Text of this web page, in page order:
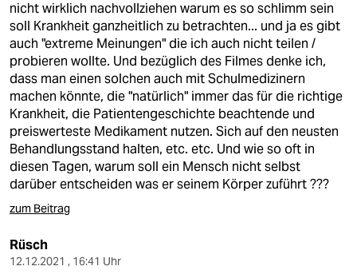
veranstaltungen
shop
fragen & hilfe
unterstützen
abo
genossenschaft
epaper login
nicht wirklich nachvollziehen warum es so schlimm sein
soll Krankheit ganzheitlich zu betrachten... und ja es gibt
auch "extreme Meinungen" die ich auch nicht teilen /
probieren wollte. Und bezüglich des Filmes denke ich,
dass man einen solchen auch mit Schulmedizinern
machen könnte, die "natürlich" immer das für die richtige
Krankheit, die Patientengeschichte beachtende und
preiswerteste Medikament nutzen. Sich auf den neusten
Behandlungsstand halten, etc. etc. Und wie so oft in
diesen Tagen, warum soll ein Mensch nicht selbst
darüber entscheiden was er seinem Körper zuführt ???
zum Beitrag
Rüsch
12.12.2021 , 16:41 Uhr